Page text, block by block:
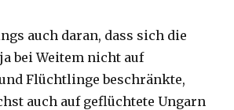
auch daran, dass sich die
bei Weitem nicht auf
Flüchtlinge beschränkte,
auch auf geflüchtete Ungarn